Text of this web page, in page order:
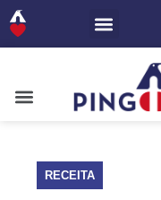
RECEITA